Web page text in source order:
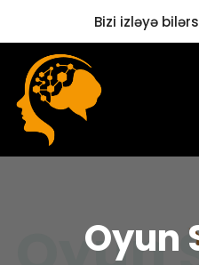
Bizi izləyə
Oyun